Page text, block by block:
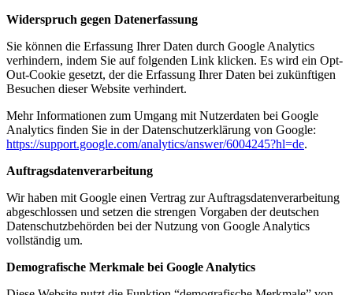
Widerspruch gegen Datenerfassung
Sie können die Erfassung Ihrer Daten durch Google Analytics
verhindern, indem Sie auf folgenden Link klicken. Es wird ein Opt-
Out-Cookie gesetzt, der die Erfassung Ihrer Daten bei zukünftigen
Besuchen dieser Website verhindert.
Mehr Informationen zum Umgang mit Nutzerdaten bei Google
Analytics finden Sie in der Datenschutzerklärung von Google:
https://support.google.com/analytics/answer/6004245?hl=de.
Auftragsdatenverarbeitung
Wir haben mit Google einen Vertrag zur Auftragsdatenverarbeitung
abgeschlossen und setzen die strengen Vorgaben der deutschen
Datenschutzbehörden bei der Nutzung von Google Analytics
vollständig um.
Demografische Merkmale bei Google Analytics